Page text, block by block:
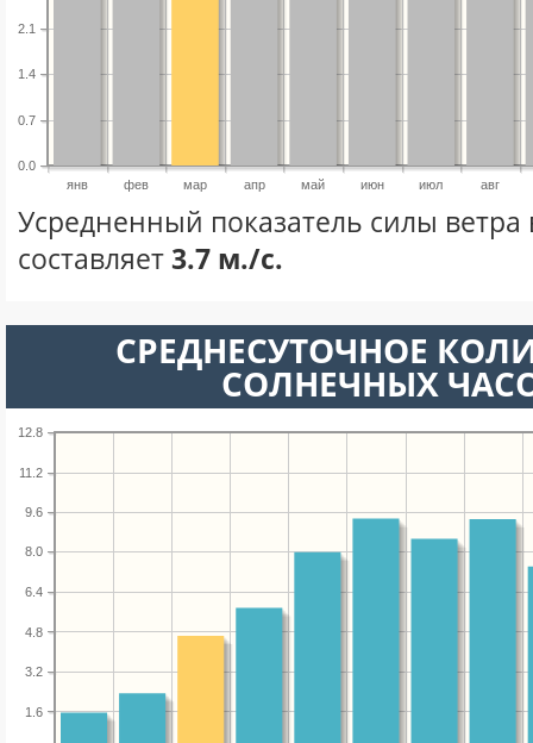
янв фев мар апр май июн июл авг
0.0
0.7
1.4
2.1
Усредненный показатель силы ветра
составляет3.7 м./с.
СРЕДНЕСУТОЧНОЕ
СОЛНЕЧНЫХ
1.6
3.2
4.8
6.4
8.0
9.6
11.2
12.8